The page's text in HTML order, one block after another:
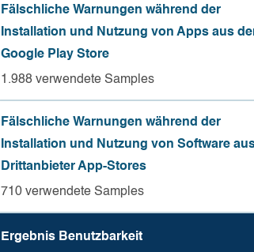
Fälschliche Warnungen während der
Installation und Nutzung von Apps aus
Google Play Store
1.988 verwendete Samples
Fälschliche Warnungen während der
Installation und Nutzung von Software
Drittanbieter App-Stores
710 verwendete Samples
Ergebnis Benutz­barkeit